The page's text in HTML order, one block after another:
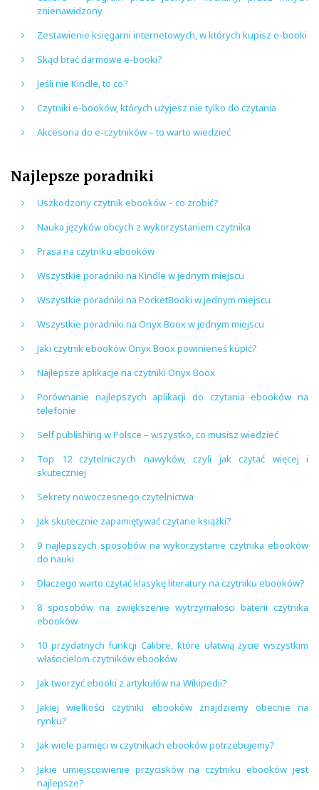
znienawidzony
Zestawienie księgarni internetowych, w których kupisz e-booki
Skąd brać darmowe e-booki?
Jeśli nie Kindle, to co?
Czytniki e-booków, których użyjesz nie tylko do czytania
Akcesoria do e-czytników – to warto wiedzieć
Najlepsze poradniki
Uszkodzony czytnik ebooków – co zrobić?
Nauka języków obcych z wykorzystaniem czytnika
Prasa na czytniku ebooków
Wszystkie poradniki na Kindle w jednym miejscu
Wszystkie poradniki na PocketBooki w jednym miejscu
Wszystkie poradniki na Onyx Boox w jednym miejscu
Jaki czytnik ebooków Onyx Boox powinieneś kupić?
Najlepsze aplikacje na czytniki Onyx Boox
Porównanie najlepszych aplikacji do czytania ebooków na
telefonie
Self publishing w Polsce – wszystko, co musisz wiedzieć
Top 12 czytelniczych nawyków, czyli jak czytać więcej i
skuteczniej
Sekrety nowoczesnego czytelnictwa
Jak skutecznie zapamiętywać czytane książki?
9 najlepszych sposobów na wykorzystanie czytnika ebooków
do nauki
Dlaczego warto czytać klasykę literatury na czytniku ebooków?
8 sposobów na zwiększenie wytrzymałości baterii czytnika
ebooków
10 przydatnych funkcji Calibre, które ułatwią życie wszystkim
właścicielom czytników ebooków
Jak tworzyć ebooki z artykułów na Wikipedii?
Jakiej wielkości czytniki ebooków znajdziemy obecnie na
rynku?
Jak wiele pamięci w czytnikach ebooków potrzebujemy?
Jakie umiejscowienie przycisków na czytniku ebooków jest
najlepsze?